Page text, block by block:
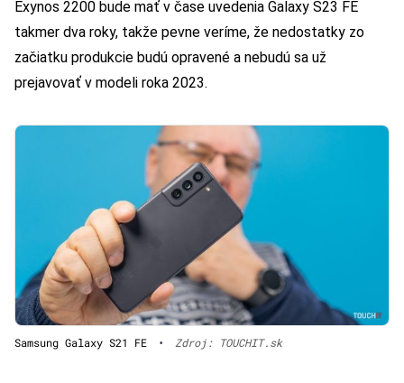
Exynos 2200 bude mať v čase uvedenia Galaxy S23 FE
takmer dva roky, takže pevne veríme, že nedostatky zo
začiatku produkcie budú opravené a nebudú sa už
prejavovať v modeli roka 2023.
Samsung Galaxy S21 FE • Zdroj: TOUCHIT.sk